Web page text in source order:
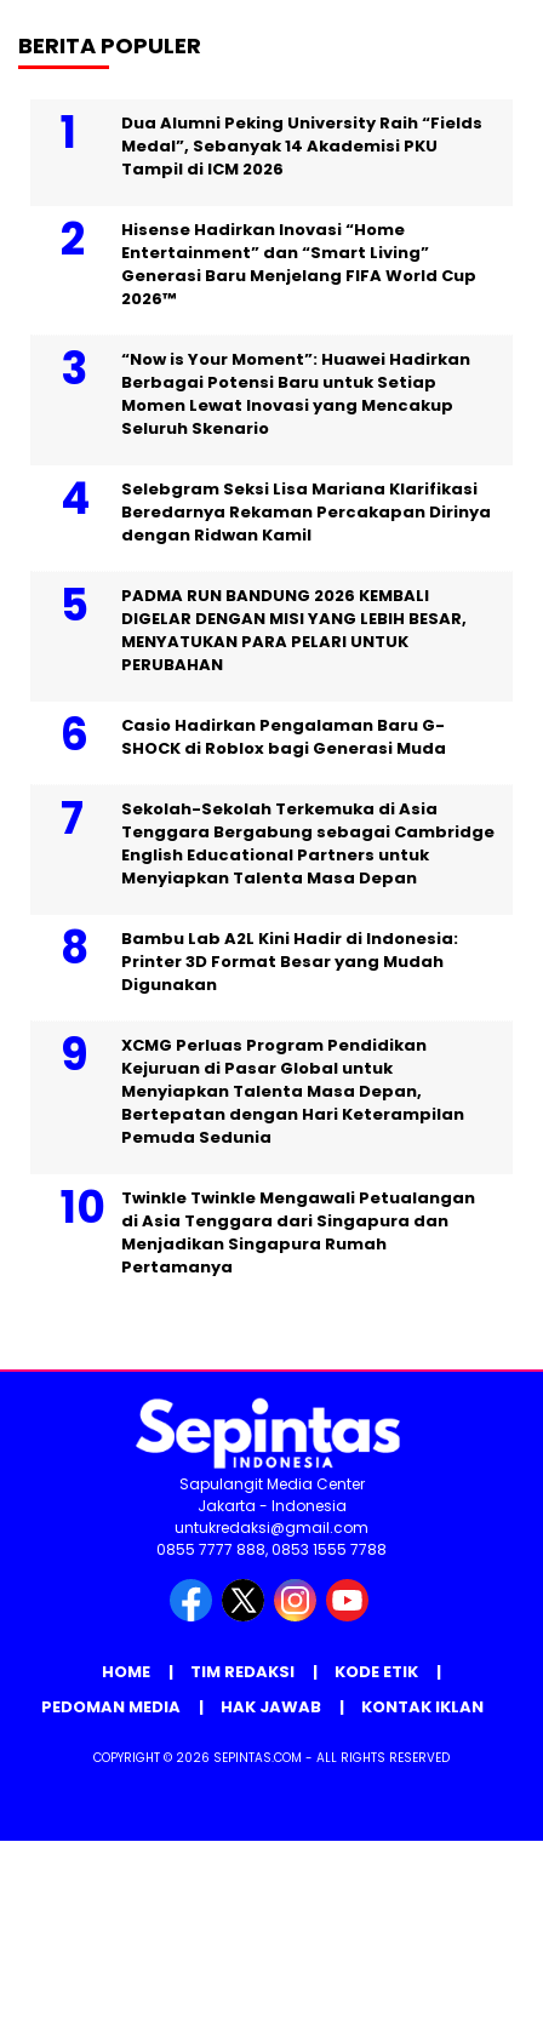
BERITA POPULER
Dua Alumni Peking University Raih “Fields
Medal”, Sebanyak 14 Akademisi PKU
Tampil di ICM 2026
Hisense Hadirkan Inovasi “Home
Entertainment” dan “Smart Living”
Generasi Baru Menjelang FIFA World Cup
2026™
“Now is Your Moment”: Huawei Hadirkan
Berbagai Potensi Baru untuk Setiap
Momen Lewat Inovasi yang Mencakup
Seluruh Skenario
Selebgram Seksi Lisa Mariana Klarifikasi
Beredarnya Rekaman Percakapan Dirinya
dengan Ridwan Kamil
PADMA RUN BANDUNG 2026 KEMBALI
DIGELAR DENGAN MISI YANG LEBIH BESAR,
MENYATUKAN PARA PELARI UNTUK
PERUBAHAN
Casio Hadirkan Pengalaman Baru G-
SHOCK di Roblox bagi Generasi Muda
Sekolah-Sekolah Terkemuka di Asia
Tenggara Bergabung sebagai Cambridge
English Educational Partners untuk
Menyiapkan Talenta Masa Depan
Bambu Lab A2L Kini Hadir di Indonesia:
Printer 3D Format Besar yang Mudah
Digunakan
XCMG Perluas Program Pendidikan
Kejuruan di Pasar Global untuk
Menyiapkan Talenta Masa Depan,
Bertepatan dengan Hari Keterampilan
Pemuda Sedunia
Twinkle Twinkle Mengawali Petualangan
di Asia Tenggara dari Singapura dan
Menjadikan Singapura Rumah
Pertamanya
Sapulangit Media Center
Jakarta - Indonesia
untukredaksi@gmail.com
0855 7777 888, 0853 1555 7788
HOME TIM REDAKSI
KODE ETIK
PEDOMAN MEDIA
HAK JAWAB KONTAK IKLAN
COPYRIGHT © 2026 SEPINTAS.COM - ALL RIGHTS RESERVED